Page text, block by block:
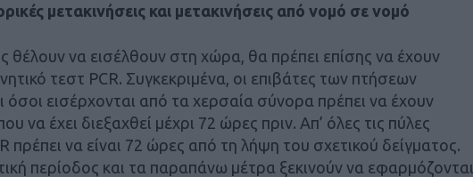
μετακινήσεις και μετακινήσεις από νομό σε νομό
θέλουν να εισέλθουν στη χώρα, θα πρέπει επίσης να έχουν
τεστ PCR. Συγκεκριμένα, οι επιβάτες των πτήσεων
όσοι εισέρχονται από τα χερσαία σύνορα πρέπει να έχουν
να έχει διεξαχθεί μέχρι 72 ώρες πριν. Απ’ όλες τις πύλες
πρέπει να είναι 72 ώρες από τη λήψη του σχετικού δείγματος.
περίοδος και τα παραπάνω μέτρα ξεκινούν να εφαρμόζονται